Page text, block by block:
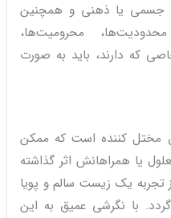
جسمی یا ذهنی و همچنین
محرومیت‌ها،
که دارند، باید به صورت
مختل کننده است که ممکن
یا همراهانش اثر گذاشته
تجربه یک زیست سالم و پویا
با نگرشی عمیق به این